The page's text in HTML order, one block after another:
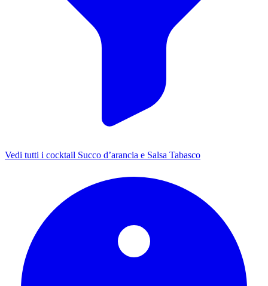
Vedi tutti i cocktail Succo d’arancia e Salsa Tabasco